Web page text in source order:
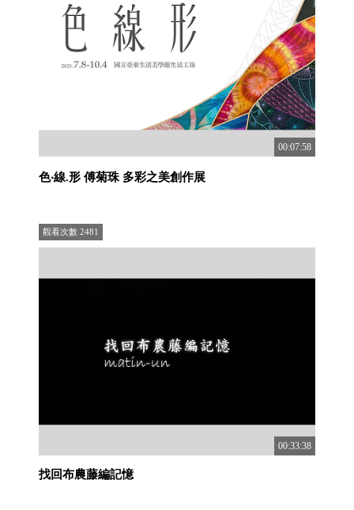
00:07:58
色‧線.形 傅菊珠 多彩之美創作展
觀看次數 2481
00:33:38
找回布農藤編記憶